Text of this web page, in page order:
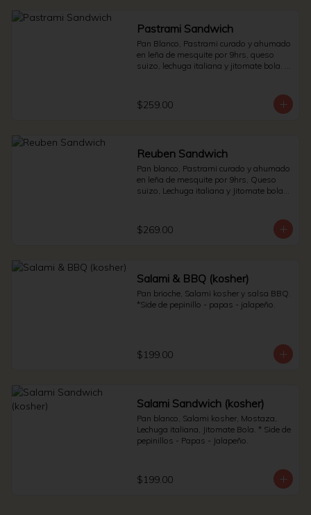
Pastrami Sandwich
Pan Blanco, Pastrami curado y ahumado
en leña de mesquite por 9hrs, queso
suizo, lechuga italiana y jitomate bola. *
$259.00
Reuben Sandwich
Pan blanco, Pastrami curado y ahumado
en leña de mesquite por 9hrs, Queso
suizo, Lechuga italiana y Jitomate bola. *
$269.00
Salami & BBQ (kosher)
Pan brioche, Salami kosher y salsa BBQ.
*Side de pepinillo - papas - jalapeño.
$199.00
Salami Sandwich (kosher)
Pan blanco, Salami kosher, Mostaza,
Lechuga italiana, Jitomate Bola. * Side de
pepinillos - Papas - Jalapeño.
$199.00